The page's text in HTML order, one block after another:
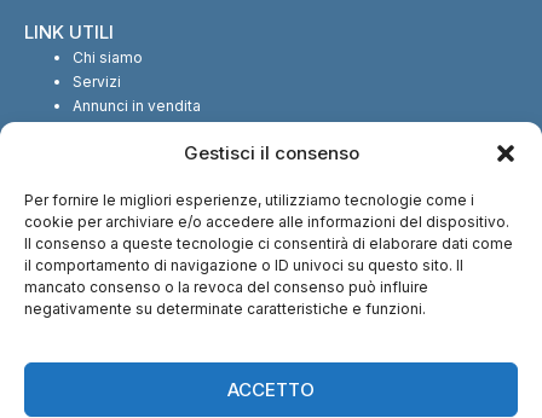
Gestisci il consenso
Per fornire le migliori esperienze, utilizziamo tecnologie come i
cookie per archiviare e/o accedere alle informazioni del dispositivo.
Il consenso a queste tecnologie ci consentirà di elaborare dati come
il comportamento di navigazione o ID univoci su questo sito. Il
mancato consenso o la revoca del consenso può influire
negativamente su determinate caratteristiche e funzioni.
ACCETTO
LINK UTILI
Chi siamo
Servizi
Annunci in vendita
SEGUICI SUI SOCIAL
CI TROVI ANCHE SU: